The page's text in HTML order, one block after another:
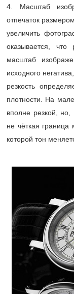
4. Масштаб
отпечаток
увеличить
оказывается,
масштаб
исходного
резкость
плотности. На
вполне резкой, но,
не чёткая
которой тон